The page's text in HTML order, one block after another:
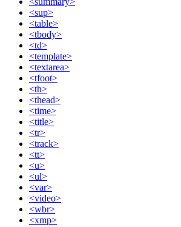
<sup>
<table>
<tbody>
<td>
<template>
<textarea>
<tfoot>
<th>
<thead>
<time>
<title>
<tr>
<track>
<tt>
<u>
<ul>
<var>
<video>
<wbr>
<xmp>